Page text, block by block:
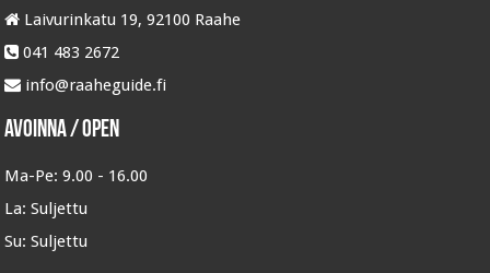
Laivurinkatu 19, 92100 Raahe
041 483 2672
info@raaheguide.fi
Avoinna / Open
Ma-Pe:9.00 - 16.00
La:Suljettu
Su:Suljettu